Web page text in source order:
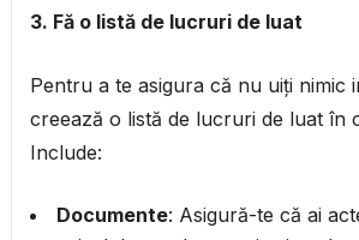
3. Fă o listă de lucruri de luat
Pentru a te asigura că nu uiți nimic
creează o listă de lucruri de luat în
Include:
Documente: Asigură-te că ai